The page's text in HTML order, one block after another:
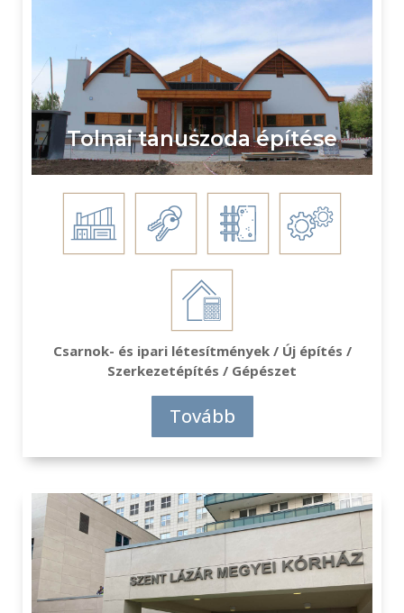
Tolnai tanuszoda építése
Csarnok- és ipari létesítmények / Új építés /
Szerkezetépítés / Gépészet
Tovább